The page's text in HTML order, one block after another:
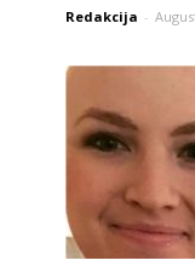
Redakcija -